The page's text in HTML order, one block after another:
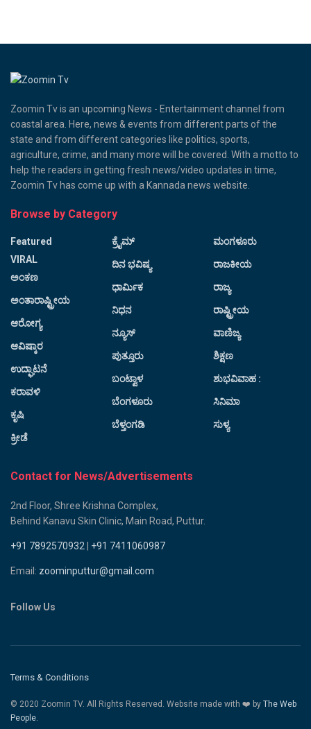
Zoomin Tv is an upcoming News - Entertainment channel from
coastal area. Here, news & events from different parts of the
state and from different categories like politics, sports,
agriculture, crime, and many more will be covered. With a motto to
help the readers in getting fresh news/video updates in time,
Zoomin Tv has come up with a Kannada news website.
Browse by Category
Featured
VIRAL
ಅಂಕಣ
ಅಂತಾರಾಷ್ಟ್ರೀಯ
ಆರೋಗ್ಯ
ಆವಿಷ್ಕಾರ
ಉದ್ಘಾಟನೆ
ಕರಾವಳಿ
ಕೃಷಿ
ಕ್ರೀಡೆ
ಕ್ರೈಮ್
ದಿನ ಭವಿಷ್ಯ
ಧಾರ್ಮಿಕ
ನಿಧನ
ನ್ಯೂಸ್
ಪುತ್ತೂರು
ಬಂಟ್ವಾಳ
ಬೆಂಗಳೂರು
ಬೆಳ್ತಂಗಡಿ
ಮಂಗಳೂರು
ರಾಜಕೀಯ
ರಾಜ್ಯ
ರಾಷ್ಟ್ರೀಯ
ವಾಣಿಜ್ಯ
ಶಿಕ್ಷಣ
ಶುಭವಿವಾಹ :
ಸಿನಿಮಾ
ಸುಳ್ಯ
Contact for News/Advertisements
2nd Floor, Shree Krishna Complex,
Behind Kanavu Skin Clinic, Main Road, Puttur.
+91 7892570932 +91 7411060987
Email: zoominputtur@gmail.com
Follow Us
Terms & Conditions
© 2020 Zoomin TV. All Rights Reserved. Website made with ❤️ by The Web
People.